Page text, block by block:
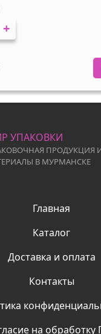
+
УПАКОВКИ
ПРОДУКЦИЯ
В МУРМАНСКЕ
Главная
Каталог
Доставка и оплата
Контакты
на обработку